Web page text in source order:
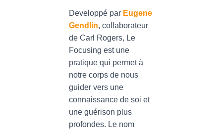
Developpé par Eugene
Gendlin, collaborateur
de Carl Rogers, Le
Focusing est une
pratique qui permet à
notre corps de nous
guider vers une
connaissance de soi et
une guérison plus
profondes. Le nom